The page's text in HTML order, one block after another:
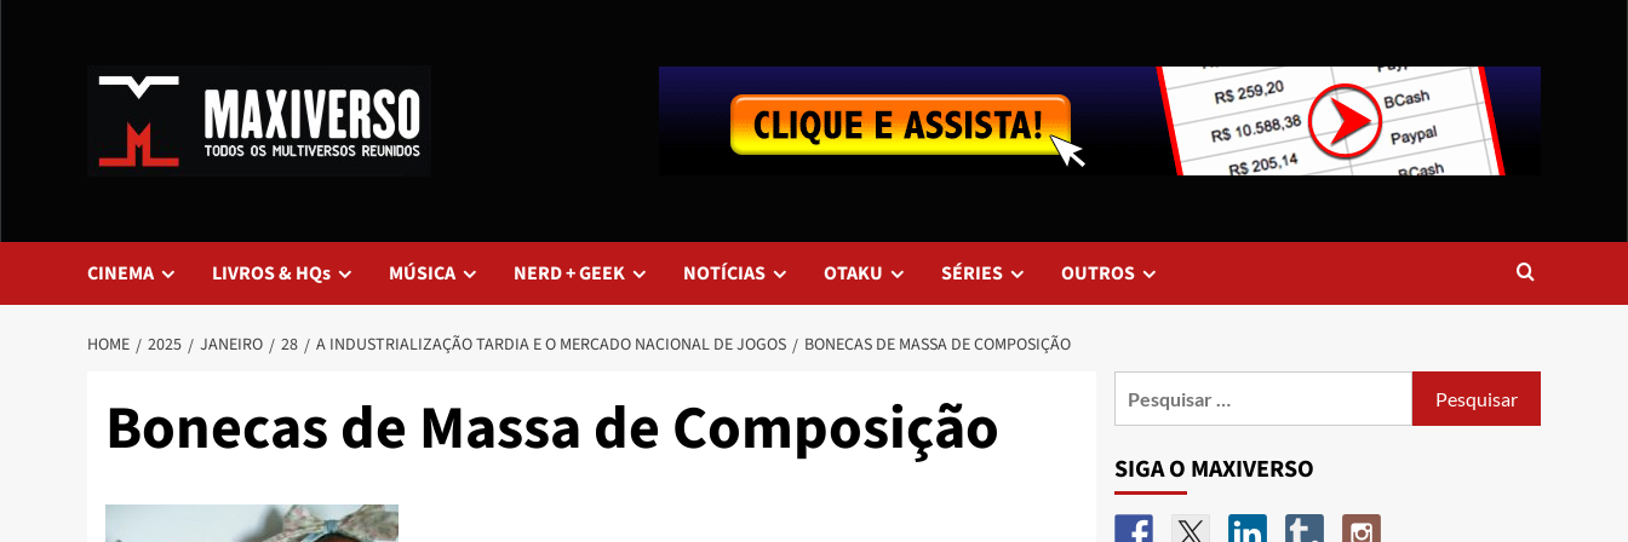
CINEMA LIVROS & HQs MÚSICA NERD + GEEK NOTÍCIAS OTAKU SÉRIES OUTROS
HOME 2025 JANEIRO 28 A INDUSTRIALIZAÇÃO TARDIA E O MERCADO NACIONAL DE JOGOS BONECAS DE MASSA DE COMPOSIÇÃO
Bonecas de Massa de Composição SIGA O MAXIVERSO